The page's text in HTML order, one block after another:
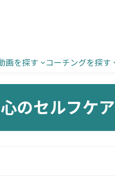
画を探す コーチングを探す
心のセルフケア